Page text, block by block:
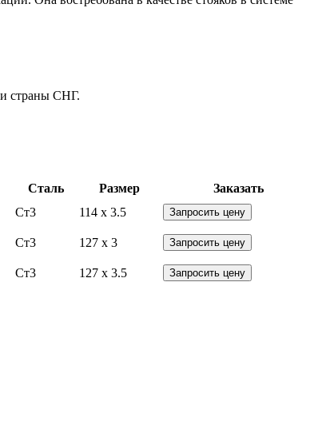
и страны СНГ.
Сталь Размер
Заказать
Ст3 114 x 3.5 Запросить цену
Ст3 127 x 3 Запросить цену
Ст3 127 x 3.5 Запросить цену